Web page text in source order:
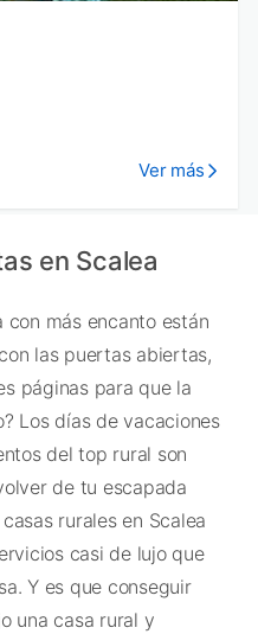
Ver más
en Scalea
con más encanto están
las puertas abiertas,
páginas para que la
Los días de vacaciones
del top rural son
de tu escapada
rurales en Scalea
casi de lujo que
Y es que conseguir
una casa rural y